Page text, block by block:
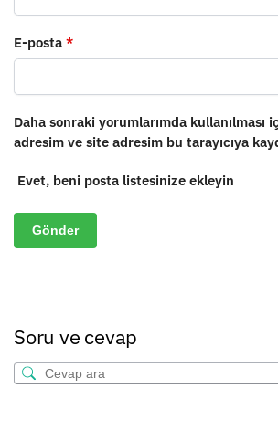
E-posta *
Daha sonraki yorumlarımda kullanılması
adresim ve site adresim bu tarayıcıya
Evet, beni posta listesinize ekleyin
Soru ve cevap